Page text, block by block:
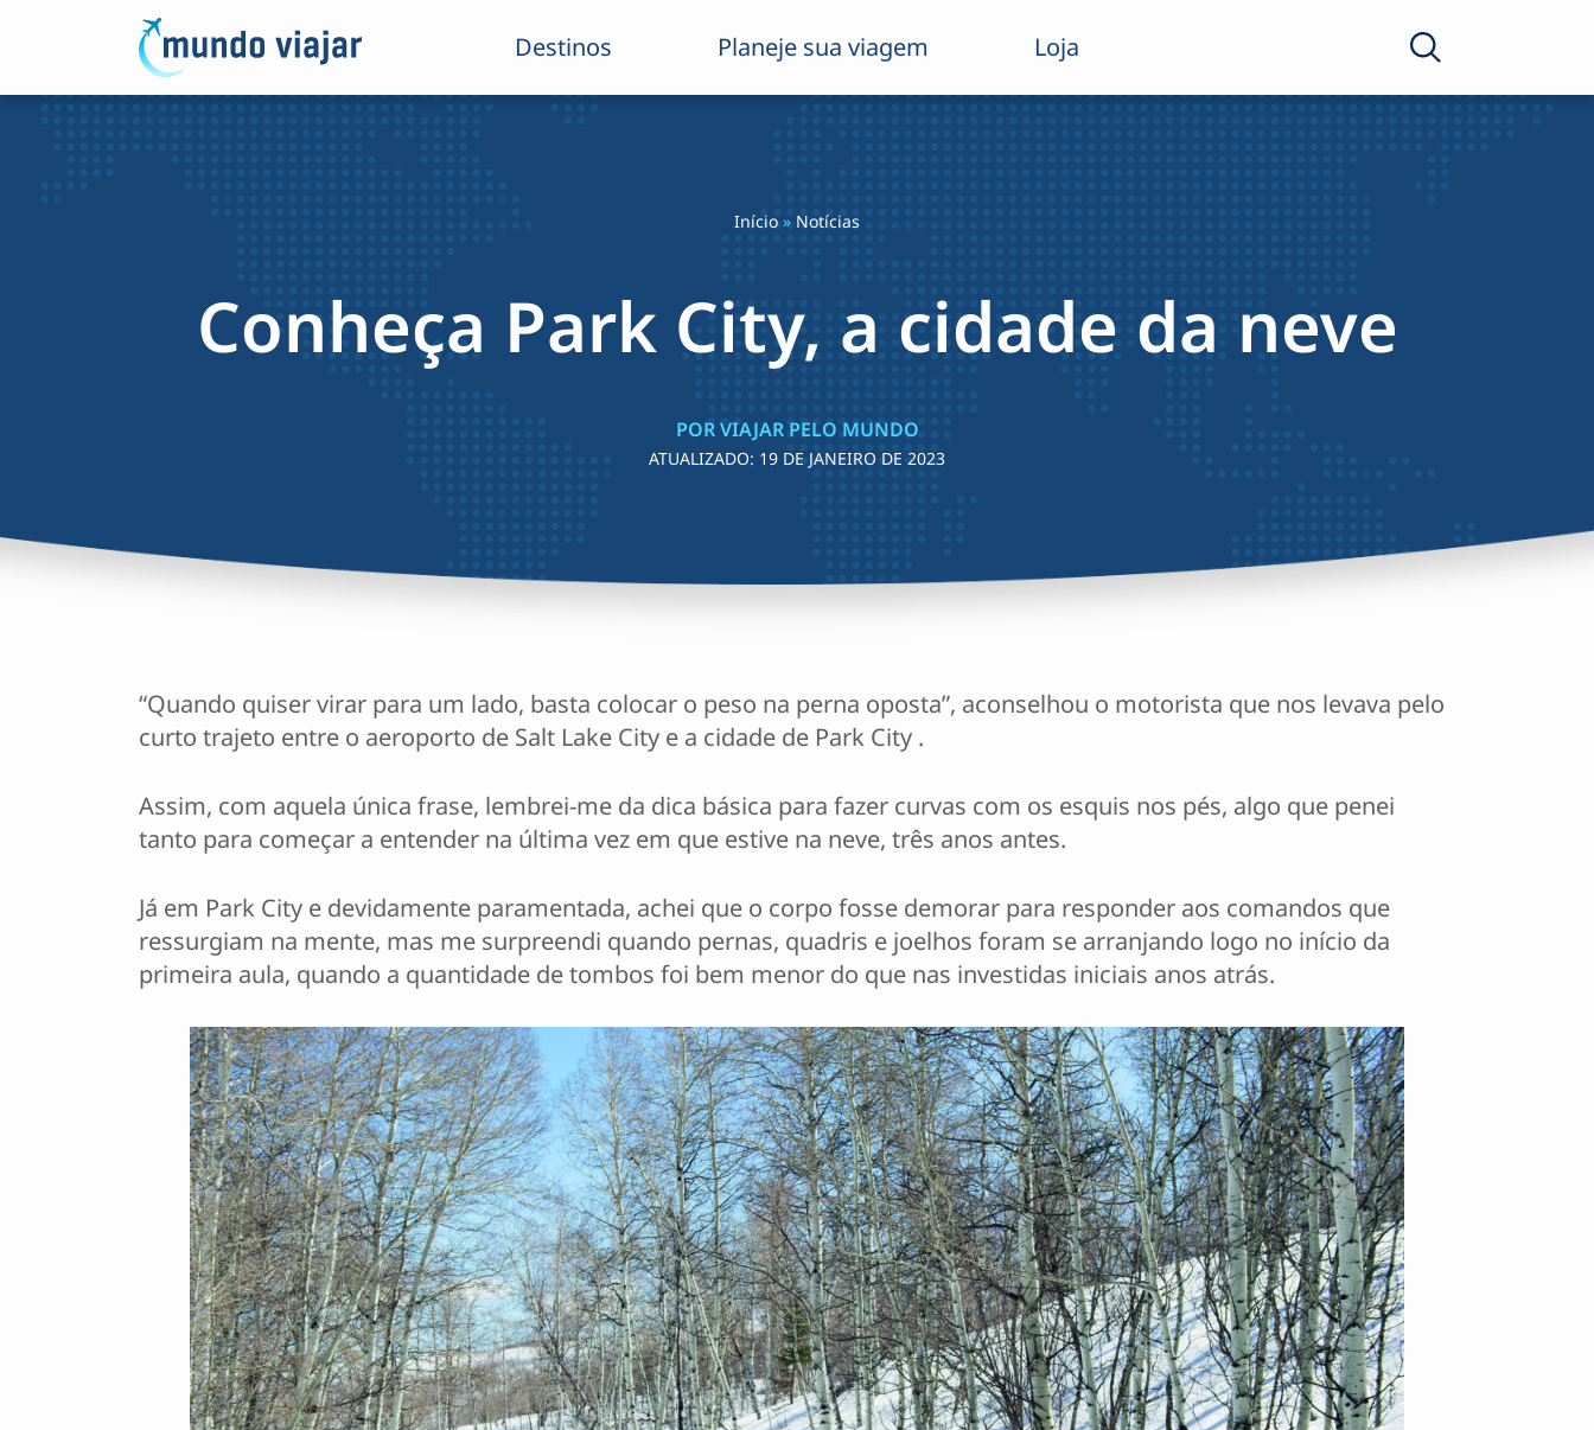
Destinos Planeje sua viagem Loja
Início » Notícias
Conheça Park City, a cidade da neve
POR VIAJAR PELO MUNDO
ATUALIZADO: 19 DE JANEIRO DE 2023
“Quando quiser virar para um lado, basta colocar o peso na perna oposta”, aconselhou o motorista que nos levava pelo
curto trajeto entre o aeroporto de Salt Lake City e a cidade de Park City .
Assim, com aquela única frase, lembrei-me da dica básica para fazer curvas com os esquis nos pés, algo que penei
tanto para começar a entender na última vez em que estive na neve, três anos antes.
Já em Park City e devidamente paramentada, achei que o corpo fosse demorar para responder aos comandos que
ressurgiam na mente, mas me surpreendi quando pernas, quadris e joelhos foram se arranjando logo no início da
primeira aula, quando a quantidade de tombos foi bem menor do que nas investidas iniciais anos atrás.